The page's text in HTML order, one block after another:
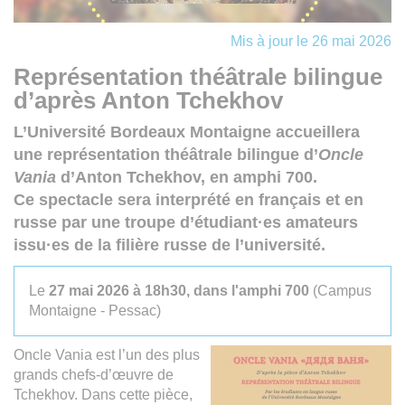
Mis à jour le 26 mai 2026
Représentation théâtrale bilingue
d’après Anton Tchekhov
L’Université Bordeaux Montaigne accueillera
une représentation théâtrale bilingue d’Oncle
Vania d’Anton Tchekhov, en amphi 700.
Ce spectacle sera interprété en français et en
russe par une troupe d’étudiant·es amateurs
issu·es de la filière russe de l’université.
Le 27 mai 2026 à 18h30, dans l'amphi 700 (Campus
Montaigne - Pessac)
Oncle Vania est l’un des plus
grands chefs-d’œuvre de
Tchekhov. Dans cette pièce,